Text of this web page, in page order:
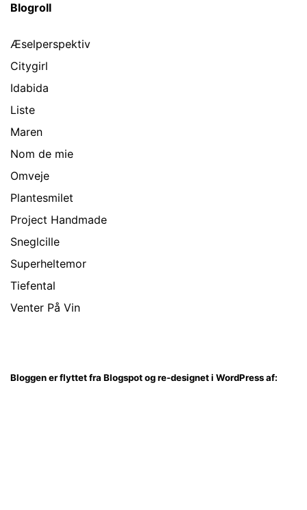
Blogroll
Æselperspektiv
Citygirl
Idabida
Liste
Maren
Nom de mie
Omveje
Plantesmilet
Project Handmade
Sneglcille
Superheltemor
Tiefental
Venter På Vin
Bloggen er flyttet fra Blogspot og re-designet i WordPress af: